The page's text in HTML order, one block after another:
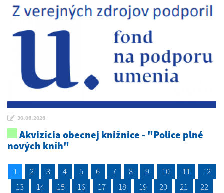
30.06.2026
Akvizícia obecnej knižnice - "Police plné
nových kníh"
1 2 3 4 5 6 7 8 9 10 11
12
13
14 15 16 17 18 19 20 21
22